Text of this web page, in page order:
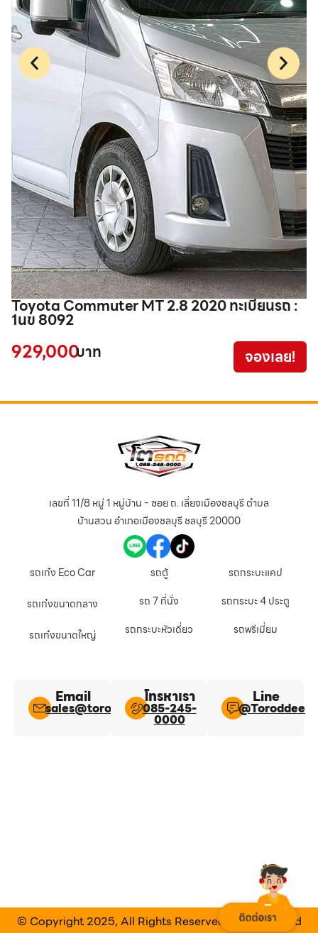
Toyota Commuter MT 2.8 2020 ทะเบียนรถ :
1นข 8092
929,000บาท จองเลย!
เลขที่ 11/8 หมู่ 1 หมู่บ้าน - ซอย ถ. เลี่ยงเมืองชลบุรี ตำบล
บ้านสวน อำเภอเมืองชลบุรี ชลบุรี 20000
รถเก๋ง Eco Car
รถเก๋งขนาดกลาง
รถเก๋งขนาดใหญ่
รถตู้
รถ 7 ที่นั่ง
รถกระบะหัวเดี่ยว
รถกระบะแคป
รถกระบะ 4 ประตู
รถพรีเมี่ยม
Email
sales@toroddee.com
โทรหาเรา
085-245-
0000
Line​
@Toroddee​
© Copyright 2025, All Rights Reserved Designed and